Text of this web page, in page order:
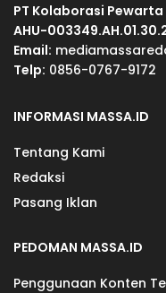
PT Kolaborasi
AHU-
Email:
Telp: 0856-0767-9172
INFORMASI MASSA.ID
Tentang Kami
Redaksi
Pasang Iklan
PEDOMAN MASSA.ID
Penggunaan Konten